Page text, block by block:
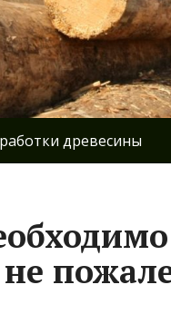
древесины